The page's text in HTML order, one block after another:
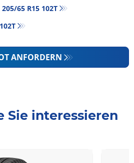
65 R15 102T
ANFORDERN
Sie interessieren